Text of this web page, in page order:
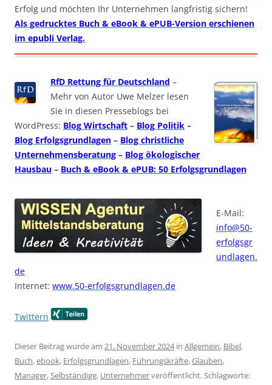
Erfolg und möchten Ihr Unternehmen langfristig sichern!
Als gedrucktes Buch & eBook & ePUB-Version erschienen
im epubli Verlag.
RfD Rettung für Deutschland –
Mehr von Autor Uwe Melzer lesen
Sie in diesen Presseblogs bei
WordPress: Blog Wirtschaft – Blog Politik –
Blog Erfolgsgrundlagen – Blog christliche
Unternehmensberatung – Blog ökologischer
Hausbau – Buch & eBook & ePUB: 50 Erfolgsgrundlagen
E-Mail:
info@50-
erfolgsgr
undlagen.
de
Internet: www.50-erfolgsgrundlagen.de
Twittern
Dieser Beitrag wurde am 21. November 2024in Allgemein, Bibel,
Buch,ebook, Erfolgsgrundlagen, Führungskräfte,Glauben,
Manager,Selbständige, Unternehmerveröffentlicht. Schlagworte: